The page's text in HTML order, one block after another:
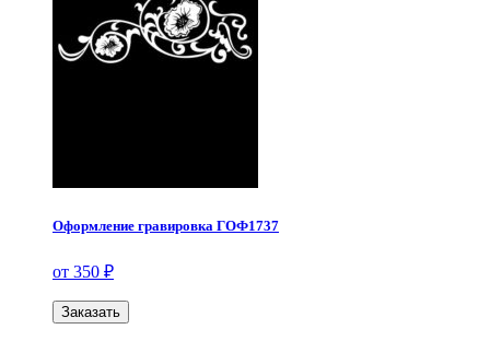
Оформление гравировка ГОФ1737
от 350 ₽
Заказать